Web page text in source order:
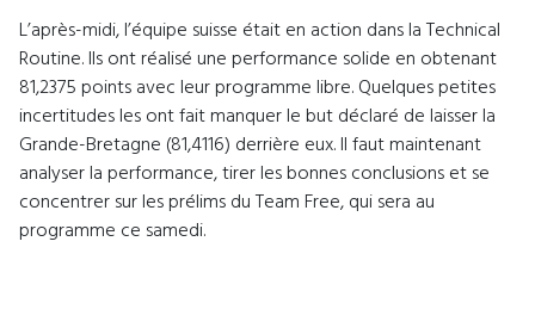
L’après-midi, l’équipe suisse était en action dans la Technical
Routine. Ils ont réalisé une performance solide en obtenant
81,2375 points avec leur programme libre. Quelques petites
incertitudes les ont fait manquer le but déclaré de laisser la
Grande-Bretagne (81,4116) derrière eux. Il faut maintenant
analyser la performance, tirer les bonnes conclusions et se
concentrer sur les prélims du Team Free, qui sera au
programme ce samedi.